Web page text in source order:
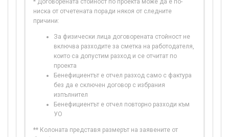
* Договорената стойност по проекта може да е по-
ниска от отчетената поради някоя от следните
причини:
За физически лица договорената стойност не
включва разходите за сметка на работодателя,
които са допустим разход и се отчитат по
проекта
Бенефициентът е отчел разход само с фактура
без да е сключен договор с избрания
изпълнител
Бенефициентът е отчел повторно разходи към
УО
** Колоната представя размерът на заявените от